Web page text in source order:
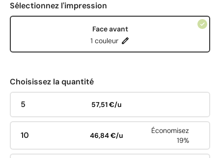
Sélectionnez l'impression
Face avant
1 couleur
Choisissez la quantité
5 57,51 €/u
10 46,84 €/u
Économisez
19%